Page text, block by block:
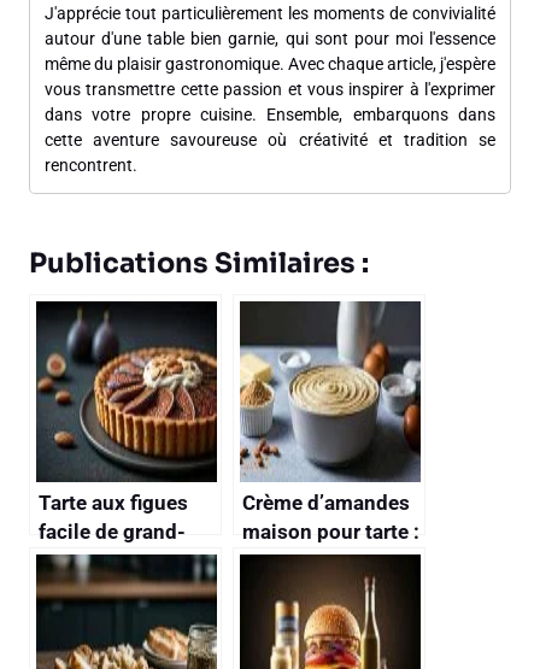
J'apprécie tout particulièrement les moments de convivialité
autour d'une table bien garnie, qui sont pour moi l'essence
même du plaisir gastronomique. Avec chaque article, j'espère
vous transmettre cette passion et vous inspirer à l'exprimer
dans votre propre cuisine. Ensemble, embarquons dans
cette aventure savoureuse où créativité et tradition se
rencontrent.
Publications Similaires :
Tarte aux figues
facile de grand-
mère : recette
maison
Crème d’amandes
maison pour tarte :
recette facile et